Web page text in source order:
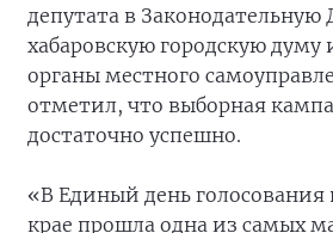
депутата в Законодательную
хабаровскую городскую
органы местного
отметил, что выборная
достаточно успешно.
«В Единый день голосования
крае прошла одна из самых